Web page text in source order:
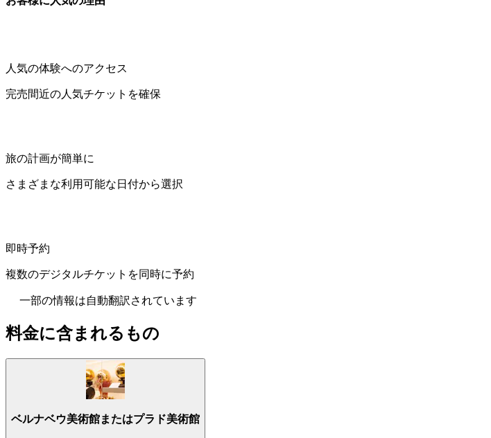
人気の体験へのアクセス
完売間近の人気チケットを確保
旅の計画が簡単に
さまざまな利用可能な日付から選択
即時予約
複数のデジタルチケットを同時に予約
一部の情報は自動翻訳されています
料金に含まれるもの
ベルナベウ美術館またはプラド美術館